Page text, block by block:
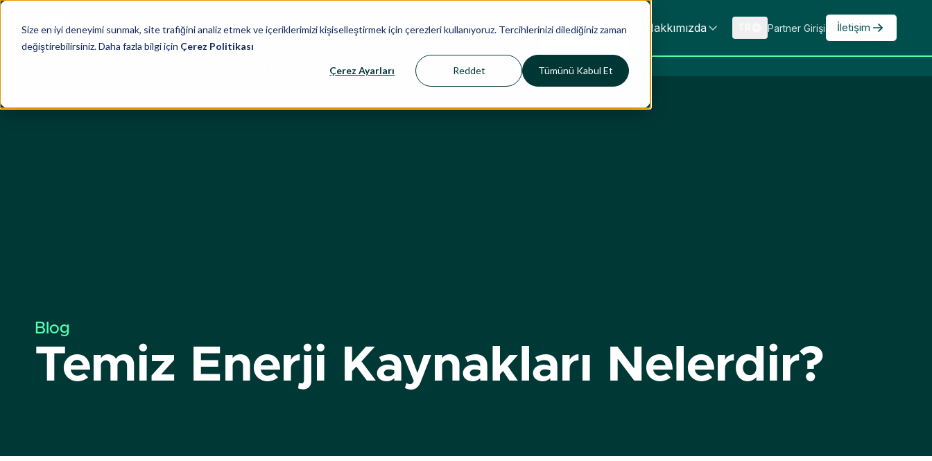
Size en iyi deneyimi sunmak, site trafiğini analiz etmek ve içeriklerimizi kişiselleştirmek için çerezleri kullanıyoruz. Tercihlerinizi dilediğiniz zaman
değiştirebilirsiniz. Daha fazla bilgi için Çerez Politikası
Çerez Ayarları Tümünü Kabul Et
Reddet
Hizmetler Sektörler Çalışmalarımız İçgörüler Hakkımızda Partner Girişi İletişim
Temiz Enerji Kaynakları Nelerdir?
Blog
Temiz Enerji Kaynakları Nelerdir?